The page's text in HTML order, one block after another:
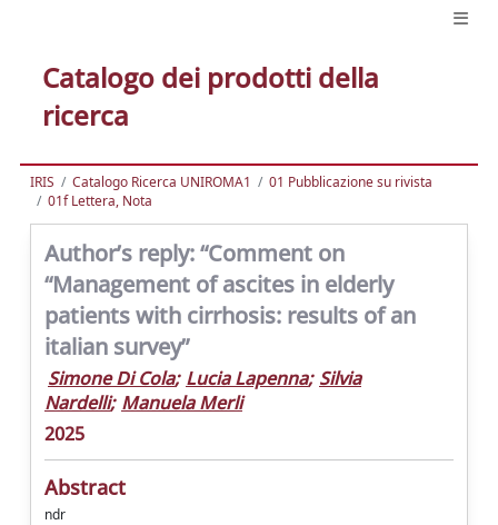
Catalogo dei prodotti della
ricerca
IRIS Catalogo Ricerca UNIROMA1
01 Pubblicazione su rivista
01f Lettera, Nota
Author’s reply: “Comment on
“Management of ascites in elderly
patients with cirrhosis: results of an
italian survey”
Simone Di Cola; Lucia Lapenna; Silvia
Nardelli; Manuela Merli
2025
Abstract
ndr